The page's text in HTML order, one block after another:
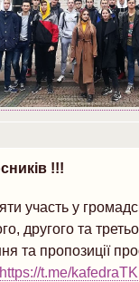
!!!
участь у
та третього
та пропозиції
https://t.me/kafedraTK